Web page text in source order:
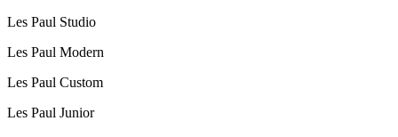
Les Paul Studio
Les Paul Modern
Les Paul Custom
Les Paul Junior